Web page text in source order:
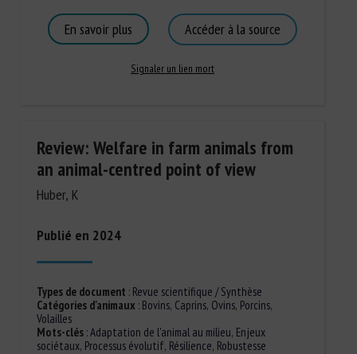
En savoir plus Accéder à la source
Signaler un lien mort
Review: Welfare in farm animals from
an animal-centred point of view
Huber, K
Publié en 2024
Types de document : Revue scientifique / Synthèse
Catégories d'animaux : Bovins, Caprins, Ovins, Porcins,
Volailles
Mots-clés:Adaptation de l'animal au milieu, Enjeux
sociétaux, Processus évolutif, Résilience, Robustesse